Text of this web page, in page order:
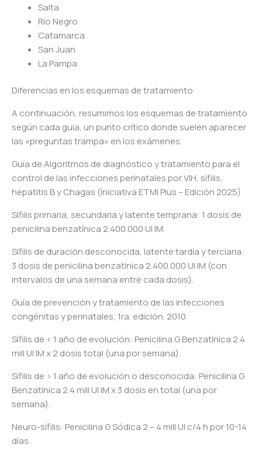
Salta
Río Negro
Catamarca
San Juan
La Pampa
Diferencias en los esquemas de tratamiento
A continuación, resumimos los esquemas de tratamiento
según cada guía, un punto crítico donde suelen aparecer
las «preguntas trampa» en los exámenes.
Guía de Algoritmos de diagnóstico y tratamiento para el
control de las infecciones perinatales por VIH, sífilis,
hepatitis B y Chagas (Iniciativa ETMI Plus – Edición 2025)
Sífilis primaria, secundaria y latente temprana: 1 dosis de
penicilina benzatínica 2.400.000 UI IM.
Sífilis de duración desconocida, latente tardía y terciaria:
3 dosis de penicilina benzatínica 2.400.000 UI IM (con
intervalos de una semana entre cada dosis).
Guía de prevención y tratamiento de las infecciones
congénitas y perinatales, 1ra. edición. 2010
Sífilis de < 1 año de evolución: Penicilina G Benzatínica 2.4
mill UI IM x 2 dosis total (una por semana).
Sífilis de > 1 año de evolución o desconocida: Penicilina G
Benzatínica 2.4 mill UI IM x 3 dosis en total (una por
semana).
Neuro-sífilis: Penicilina G Sódica 2 – 4 mill UI c/4 h por 10-14
días.